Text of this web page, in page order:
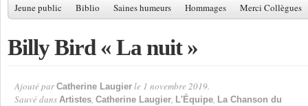
Jeune public Biblio Saines humeurs Hommages Merci Collègues
Billy Bird « La nuit »
Ajouté par Catherine Laugier le 1 novembre 2019.
Sauvé dans Artistes, Catherine Laugier, L'Équipe, La Chanson du